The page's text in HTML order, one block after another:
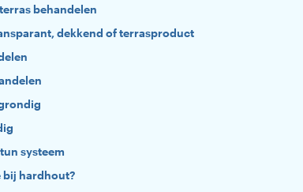
behandelen
dekkend of terrasproduct
systeem
bij hardhout?